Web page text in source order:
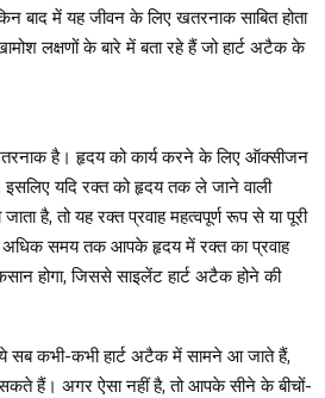
बाद में यह जीवन के लिए खतरनाक साबित होता
लक्षणों के बारे में बता रहे हैं जो हार्ट अटैक के
है। हृदय को कार्य करने के लिए ऑक्सीजन
इसलिए यदि रक्त को हृदय तक ले जाने वाली
जाता है, तो यह रक्त प्रवाह महत्वपूर्ण रूप से या पूरी
समय तक आपके हृदय में रक्त का प्रवाह
होगा, जिससे साइलेंट हार्ट अटैक होने की
ये सब कभी-कभी हार्ट अटैक में सामने आ जाते हैं,
हैं। अगर ऐसा नहीं है, तो आपके सीने के बीचों-